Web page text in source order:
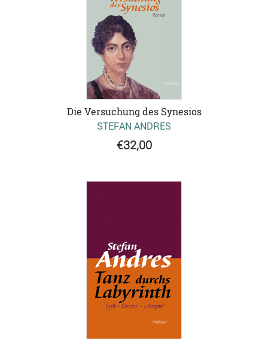
Die Versuchung des Synesios
STEFAN ANDRES
€32,00